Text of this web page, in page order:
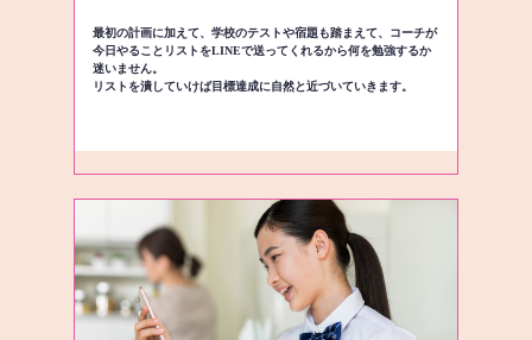
最初の計画に加えて、学校のテストや宿題も踏まえて、コーチが
今日やることリストをLINEで送ってくれるから何を勉強するか
迷いません。
リストを潰していけば目標達成に自然と近づいていきます。